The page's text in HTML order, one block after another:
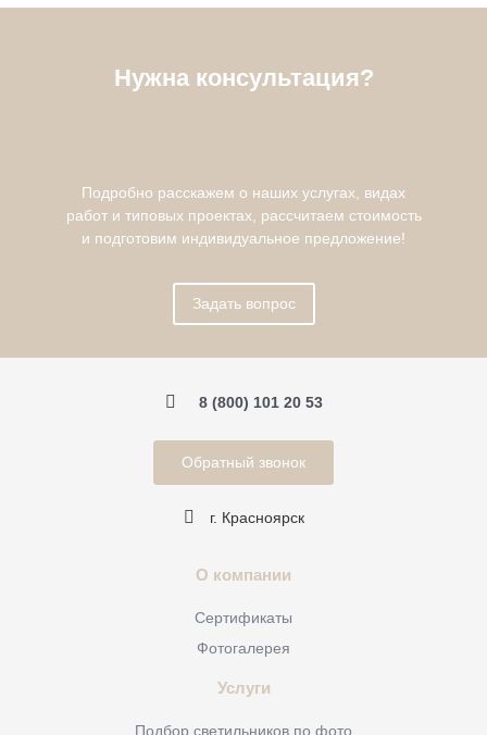
Нужна консультация?
Подробно расскажем о наших услугах, видах
работ и типовых проектах, рассчитаем стоимость
и подготовим индивидуальное предложение!
Задать вопрос
8 (800) 101 20 53
Обратный звонок
г. Красноярск
О компании
Сертификаты
Фотогалерея
Услуги
Подбор светильников по фото